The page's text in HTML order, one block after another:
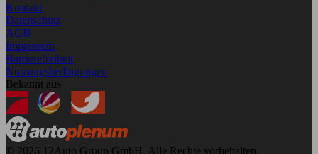
Kontakt
Datenschutz
AGB
Impressum
Barrierefreiheit
Nutzungsbedingungen
Bekannt aus
© 2026 12Auto Group GmbH. Alle Rechte vorbehalten.